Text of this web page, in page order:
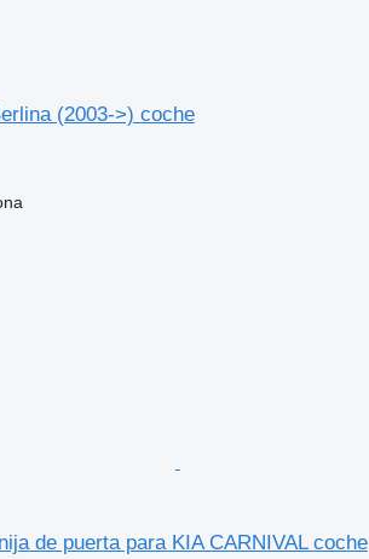
(2003->) coche
de puerta para KIA CARNIVAL coche